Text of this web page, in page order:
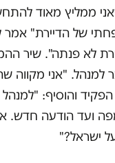
ממליץ מאוד
של הדיירת" אמר
לא פנתה". שיר
למנהל. "אני מקווה
והוסיף: "למנהל
ועד הודעה חדש.
ישראל?"